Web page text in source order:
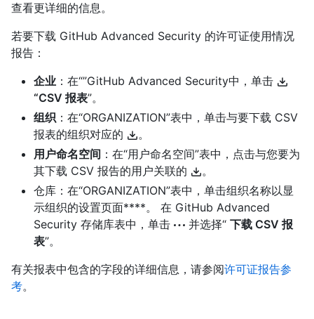
查看更详细的信息。
若要下载 GitHub Advanced Security 的许可证使用情况
报告：
企业 ：在“”GitHub Advanced Security中，单击
“CSV 报表”。
组织 ：在“ORGANIZATION”表中，单击与要下载 CSV
报表的组织对应的
。
用户命名空间 ：在“用户命名空间”表中，点击与您要为
其下载 CSV 报告的用户关联的
。
仓库：在“ORGANIZATION”表中，单击组织名称以显
示组织的设置页面****。 在 GitHub Advanced
Security 存储库表中，单击
并选择“ 下载 CSV 报
表”。
有关报表中包含的字段的详细信息，请参阅许可证报告参
考。